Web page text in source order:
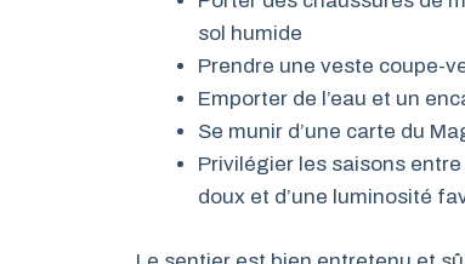
sol humide
Prendre une veste coupe-
Emporter de l’eau et un
Se munir d’une carte du
Privilégier les saisons
doux et d’une luminosité